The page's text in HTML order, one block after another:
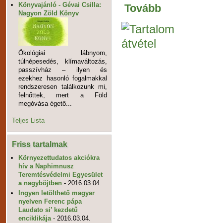
Könyvajánló - Gévai Csilla:
Nagyon Zöld Könyv
Ökológiai lábnyom,
túlnépesedés, klímaváltozás,
passzívház – ilyen és
ezekhez hasonló fogalmakkal
rendszeresen találkozunk mi,
felnőttek, mert a Föld
megóvása égető...
Teljes Lista
Friss tartalmak
Környezettudatos akciókra
hív a Naphimnusz
Teremtésvédelmi Egyesület
a nagyböjtben - 2016.03.04.
Ingyen letölthető magyar
nyelven Ferenc pápa
Laudato si’ kezdetű
enciklikája - 2016.03.04.
Tovább